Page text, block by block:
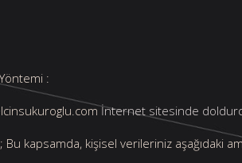
:
İnternet sitesinde
Bu kapsamda, kişisel verileriniz aşağıdaki